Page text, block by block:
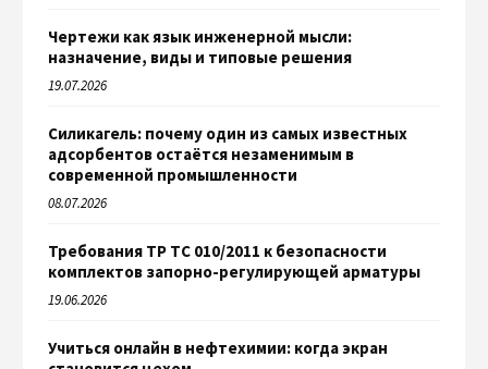
Чертежи как язык инженерной мысли:
назначение, виды и типовые решения
19.07.2026
Силикагель: почему один из самых известных
адсорбентов остаётся незаменимым в
современной промышленности
08.07.2026
Требования ТР ТС 010/2011 к безопасности
комплектов запорно-регулирующей арматуры
19.06.2026
Учиться онлайн в нефтехимии: когда экран